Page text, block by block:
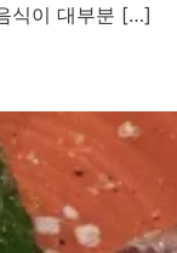
식이 대부분 […]